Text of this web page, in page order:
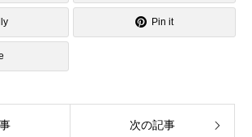
Pin it
次の記事